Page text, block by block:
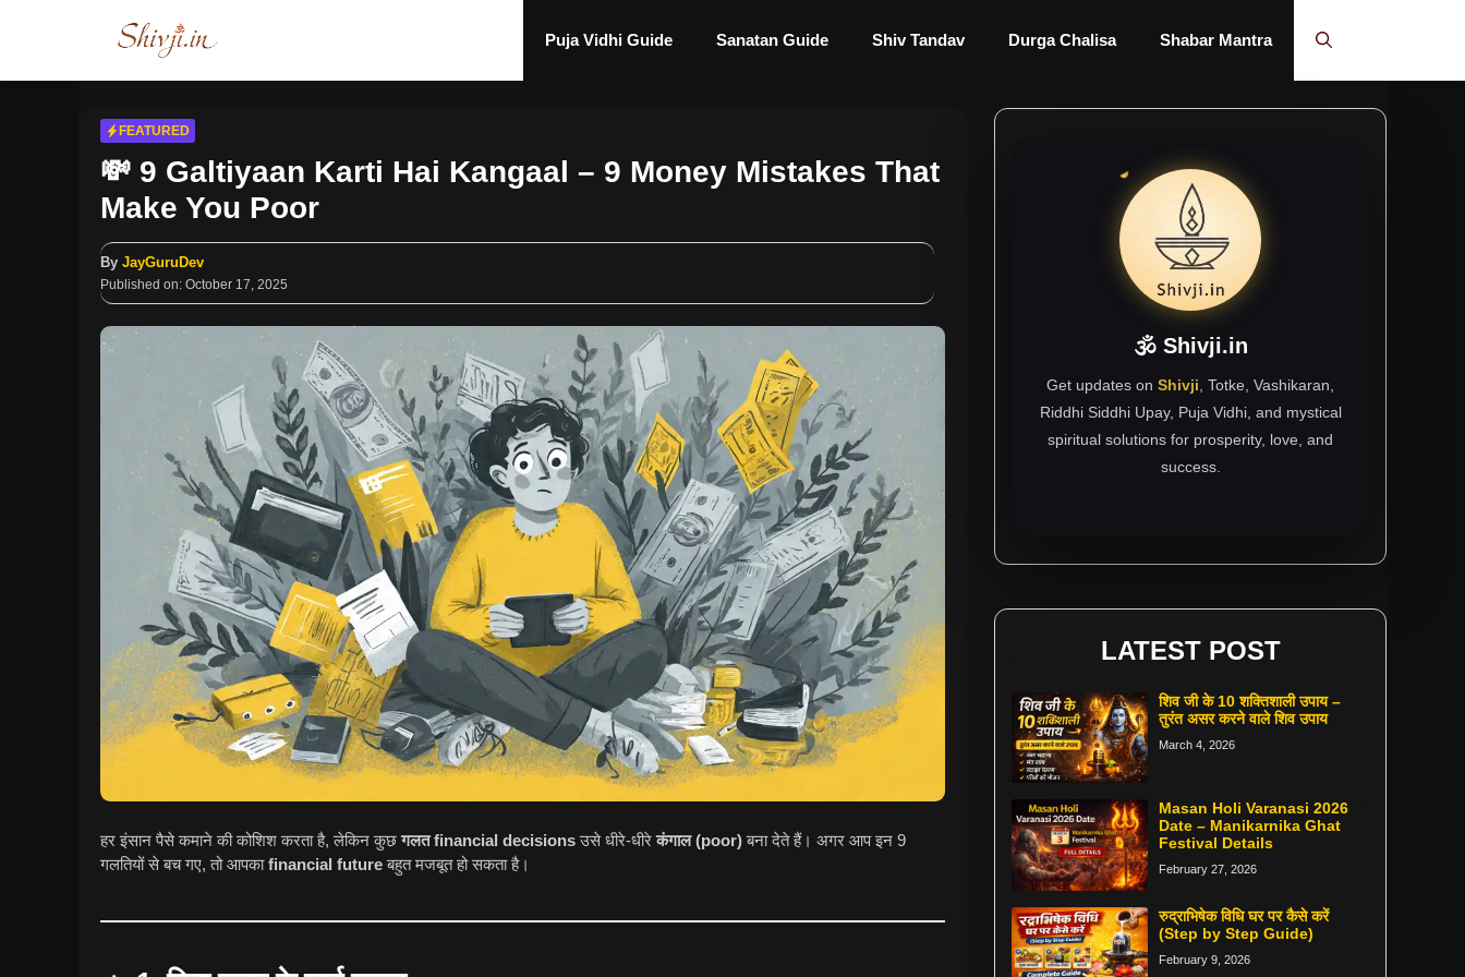
Puja Vidhi Guide Sanatan Guide Shiv Tandav Durga Chalisa Shabar Mantra
FEATURED
💸 9 Galtiyaan Karti Hai Kangaal – 9 Money Mistakes That
Make You Poor
By JayGuruDev
Published on: October 17, 2025
हर इंसान पैसे कमाने की कोशिश करता है, लेकिन कुछगलत financial decisionsउसे धीरे-धीरेकंगाल (poor)बना देते हैं। अगर आप इन 9
गलतियों से बच गए, तो आपकाfinancial futureबहुत मजबूत हो सकता है।
🕉 Shivji.in
Get updates on Shivji , Totke, Vashikaran,
Riddhi Siddhi Upay, Puja Vidhi, and mystical
spiritual solutions for prosperity, love, and
success.
LATEST POST
शिव जी के 10 शक्तिशाली उपाय –
तुरंत असर करने वाले शिव उपाय
March 4, 2026
Masan Holi Varanasi 2026
Date – Manikarnika Ghat
Festival Details
February 27, 2026
रुद्राभिषेक विधि घर पर कैसे करें
(Step by Step Guide)
February 9, 2026